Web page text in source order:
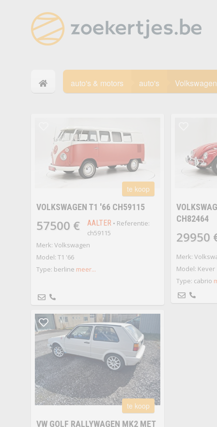
auto's & motors auto's Volkswagen
te koop
VOLKSWAGEN T1 '66 CH59115
57500 € AALTER• Referentie:
ch59115
Merk: Volkswagen
Model: T1 '66
Type: berline meer...
CH82464
29950
Merk:
Model: Kever
Type: cabrio
te koop
VW GOLF RALLYWAGEN MK2 MET